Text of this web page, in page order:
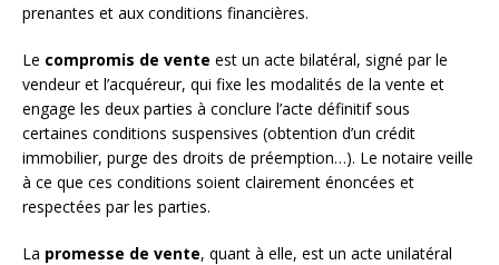
prenantes et aux conditions financières.
Le compromis de vente est un acte bilatéral, signé par le
vendeur et l’acquéreur, qui fixe les modalités de la vente et
engage les deux parties à conclure l’acte définitif sous
certaines conditions suspensives (obtention d’un crédit
immobilier, purge des droits de préemption…). Le notaire veille
à ce que ces conditions soient clairement énoncées et
respectées par les parties.
La promesse de vente, quant à elle, est un acte unilatéral